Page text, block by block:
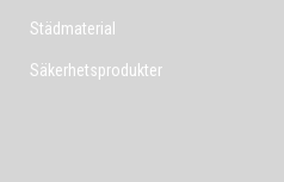
Städmaterial
Säkerhetsprodukter